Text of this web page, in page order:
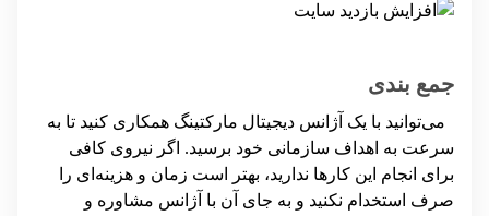
جمع بندی
می‌توانید با یک آژانس دیجیتال مارکتینگ همکاری کنید تا به
سرعت به اهداف سازمانی خود برسید. اگر نیروی کافی
برای انجام این کارها ندارید، بهتر است زمان و هزینه‌ای را
صرف استخدام نکنید و به جای آن با آژانس مشاوره و